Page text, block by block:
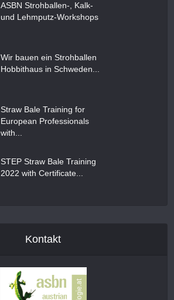
ASBN Strohballen-, Kalk-
und Lehmputz-Workshops
Wir bauen ein Strohballen
Hobbithaus in Schweden...
Straw Bale Training for
European Professionals
with...
STEP Straw Bale Training
2022 with Certificate...
Kontakt